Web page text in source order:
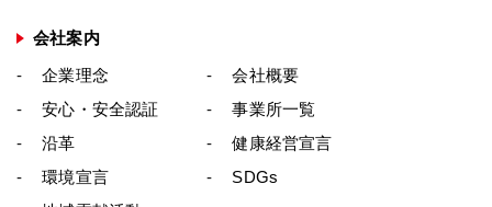
会社案内
企業理念
会社概要
安心・安全認証
事業所一覧
沿革
健康経営宣言
環境宣言
SDGs